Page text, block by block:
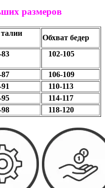
размеров
талии
Обхват бедер
83 102-105
106-109
110-113
114-117
118-120